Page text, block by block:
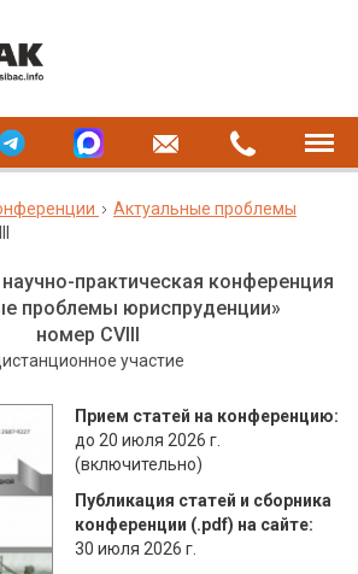
Актуальные проблемы
практическая конференция
проблемы юриспруденции»
номер CVIII
участие
Прием статей на конференцию:
до 20 июля 2026 г.
(включительно)
Публикация статей и сборника
конференции (.pdf) на сайте:
30 июля 2026 г.